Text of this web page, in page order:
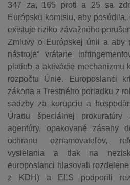
347 za, 165 proti a 25 sa
Európsku komisiu, aby
existuje riziko závažného
Zmluvy o Európskej únii a aby
nástroje“ vrátane
platieb a aktivácie mechanizmu
rozpočtu Únie. Europoslanci
zákona a Trestného poriadku z
sadzby za korupciu a
Úradu špeciálnej
agentúry, opakované zásahy
ochranu oznamovateľov,
vysielania a tlak na
europoslanci hlasovali
z KDH) a EĽS podporili